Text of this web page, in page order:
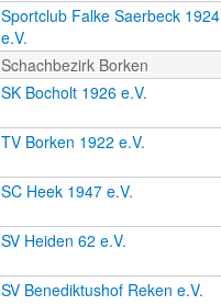
Sportclub Falke Saerbeck 1924
e.V.
Schachbezirk Borken
SK Bocholt 1926 e.V.
TV Borken 1922 e.V.
SC Heek 1947 e.V.
SV Heiden 62 e.V.
SV Benediktushof Reken e.V.